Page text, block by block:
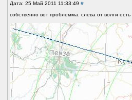
Дата: 25 Май 2011 11:33:49 #
собственно вот проблемма. слева от волги